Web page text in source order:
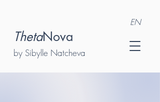
EN
ThetaNova
by Sibylle Natcheva